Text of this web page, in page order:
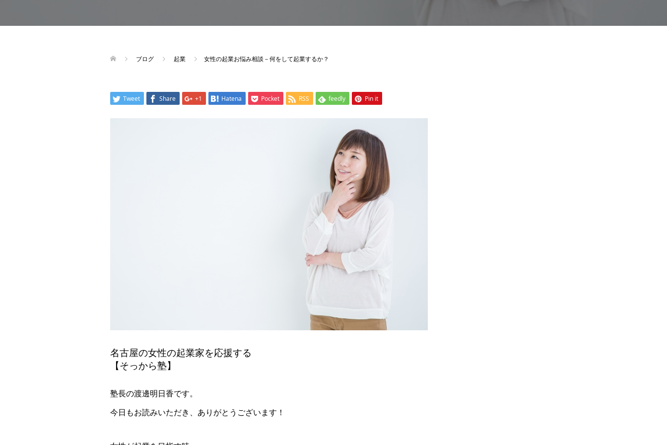
ブログ 起業 女性の起業お悩み相談－何をして起業するか？
Tweet Share +1 Hatena Pocket RSS feedly Pin it
名古屋の女性の起業家を応援する
【そっから塾】
塾長の渡邊明日香です。
今日もお読みいただき、ありがとうございます！